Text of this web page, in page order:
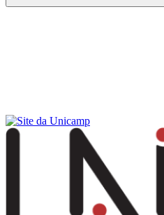
Buscar